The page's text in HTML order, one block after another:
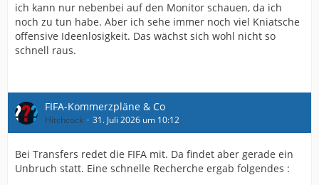
ich kann nur nebenbei auf den Monitor schauen, da ich
noch zu tun habe. Aber ich sehe immer noch viel Kniatsche
offensive Ideenlosigkeit. Das wächst sich wohl nicht so
schnell raus.
FIFA-Kommerzpläne & Co
Hitchcock 31. Juli 2026 um 10:12
Bei Transfers redet die FIFA mit. Da findet aber gerade ein
Unbruch statt. Eine schnelle Recherche ergab folgendes :